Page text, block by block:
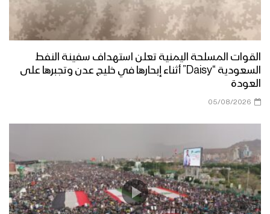
القوات المسلحة اليمنية تعلن استهداف سفينة النفط
السعودية “Daisy” أثناء إبحارها في خليج عدن وتجبرها على
العودة
05/08/2026